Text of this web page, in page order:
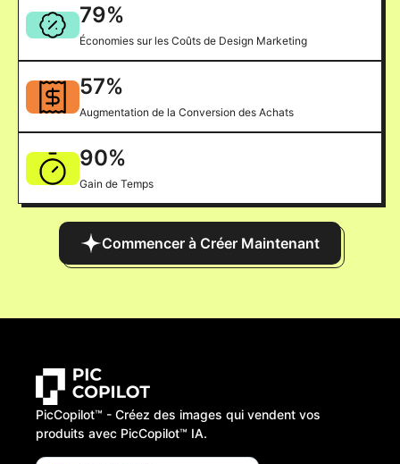
79%
Économies sur les Coûts de Design Marketing
57%
Augmentation de la Conversion des Achats
90%
Gain de Temps
Commencer à Créer Maintenant
PicCopilot™️ - Créez des images qui vendent vos
produits avec PicCopilot™️ IA.